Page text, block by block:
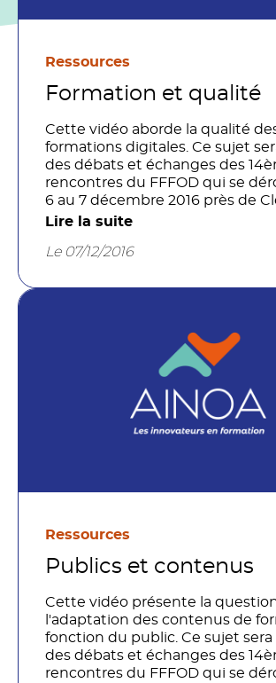
Ressources
Formation et qualité
Cette vidéo aborde la qualité
formations digitales. Ce sujet
des débats et échanges des
rencontres du FFFOD qui se
6 au 7 décembre 2016 près de
Ferrand.
Lire la suite
Le 07/12/2016
Ressources
Publics et contenus
Cette vidéo présente la
l'adaptation des contenus de
fonction du public. Ce sujet
des débats et échanges des
rencontres du FFFOD qui se